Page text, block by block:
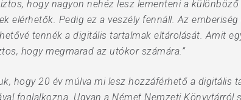
hogy nagyon nehéz lesz lementeni a
elérhetők. Pedig ez a veszély fennáll. Az
tennék a digitális tartalmak eltárolását. Amit
hogy megmarad az utókor számára.”
hogy 20 év múlva mi lesz hozzáférhető a digitális
foglalkozna. Ugyan a Német Nemzeti